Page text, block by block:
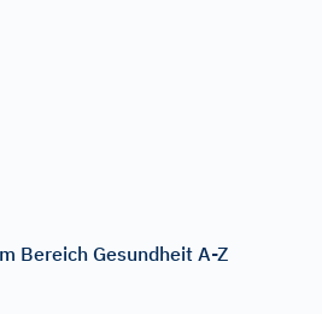
Bereich Gesundheit A-Z